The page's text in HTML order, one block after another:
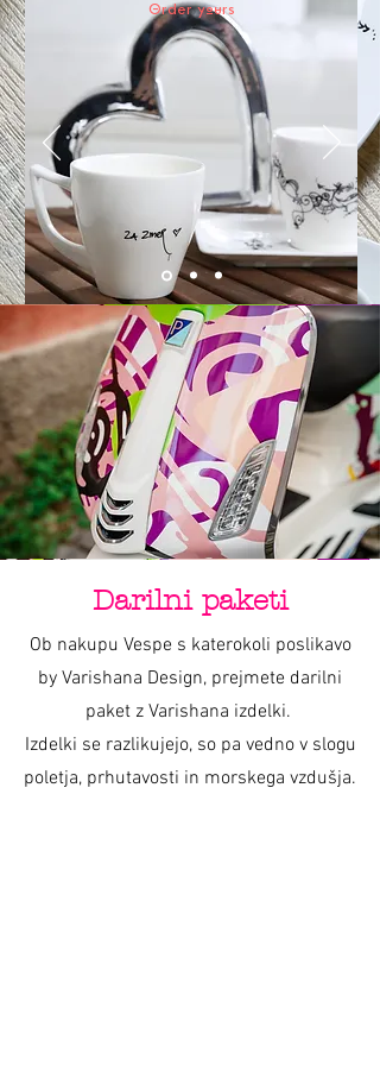
Order yours
Darilni paketi
Ob nakupu Vespe s katerokoli poslikavo
by Varishana Design, prejmete darilni
paket z Varishana izdelki.
Izdelki se razlikujejo, so pa vedno v slogu
poletja, prhutavosti in morskega vzdušja.